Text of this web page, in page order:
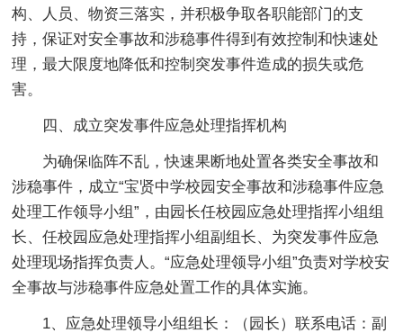
构、人员、物资三落实，并积极争取各职能部门的支
持，保证对安全事故和涉稳事件得到有效控制和快速处
理，最大限度地降低和控制突发事件造成的损失或危
害。
四、成立突发事件应急处理指挥机构
为确保临阵不乱，快速果断地处置各类安全事故和
涉稳事件，成立“宝贤中学校园安全事故和涉稳事件应急
处理工作领导小组”，由园长任校园应急处理指挥小组组
长、任校园应急处理指挥小组副组长、为突发事件应急
处理现场指挥负责人。“应急处理领导小组”负责对学校安
全事故与涉稳事件应急处置工作的具体实施。
1、应急处理领导小组组长：（园长）联系电话：副